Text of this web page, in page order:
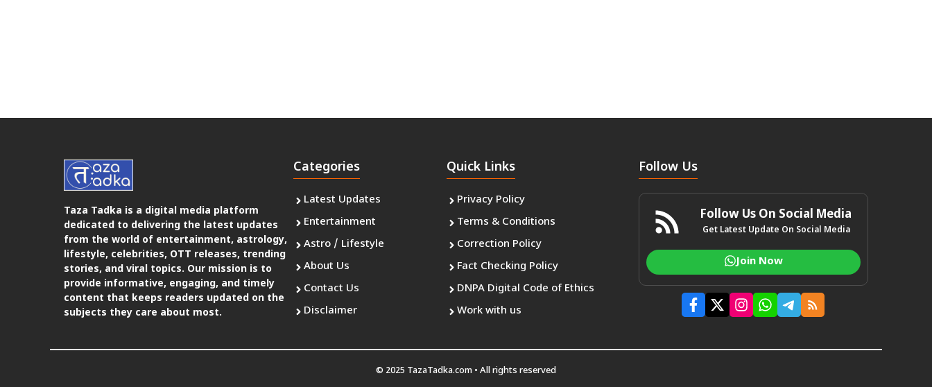
Taza Tadka is a digital media platform
dedicated to delivering the latest updates
from the world of entertainment, astrology,
lifestyle, celebrities, OTT releases, trending
stories, and viral topics. Our mission is to
provide informative, engaging, and timely
content that keeps readers updated on the
subjects they care about most.
Categories
Latest Updates
Entertainment
Astro / Lifestyle
About Us
Contact Us
Disclaimer
Quick Links
Privacy Policy
Terms & Conditions
Correction Policy
Fact Checking Policy
DNPA Digital Code of Ethics
Work with us
Follow Us
Follow Us On Social Media
Get Latest Update On Social Media
Join Now
© 2025 TazaTadka.com • All rights reserved